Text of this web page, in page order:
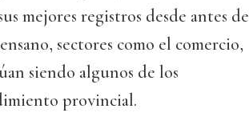
mejores registros desde antes de
sectores como el comercio,
siendo algunos de los
provincial.